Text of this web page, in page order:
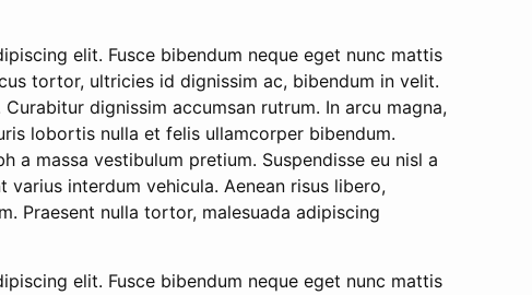
elit. Fusce bibendum neque eget nunc mattis
tortor, ultricies id dignissim ac, bibendum in velit.
dignissim accumsan rutrum. In arcu magna,
lobortis nulla et felis ullamcorper bibendum.
a massa vestibulum pretium. Suspendisse eu nisl a
varius interdum vehicula. Aenean risus libero,
Praesent nulla tortor, malesuada adipiscing
elit. Fusce bibendum neque eget nunc mattis